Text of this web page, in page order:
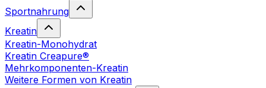
Sportnahrung
Kreatin
Kreatin-Monohydrat
Kreatin Creapure®
Mehrkomponenten-Kreatin
Weitere Formen von Kreatin